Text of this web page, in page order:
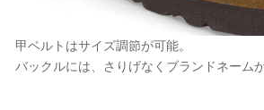
甲ベルトはサイズ調節が可能。
バックルには、さりげなくブランドネーム